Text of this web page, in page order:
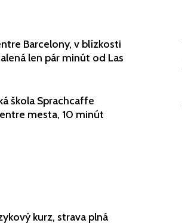
Barcelony, v blízkosti
len pár minút od Las
škola Sprachcaffe
mesta, 10 minút
kurz, strava plná